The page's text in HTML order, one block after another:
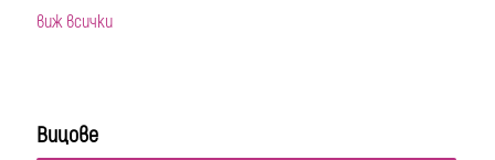
виж всички
Вицове